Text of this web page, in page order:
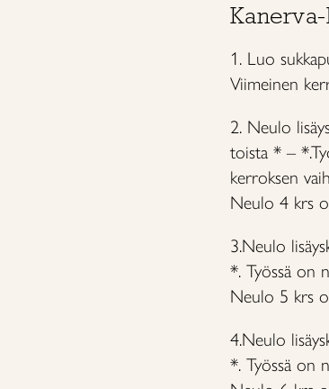
1. Luo
Viimeinen
2. Neulo
toista * –
kerroksen
Neulo 4 krs
3.Neulo
*. Työssä on
Neulo 5 krs
4.Neulo
*. Työssä on